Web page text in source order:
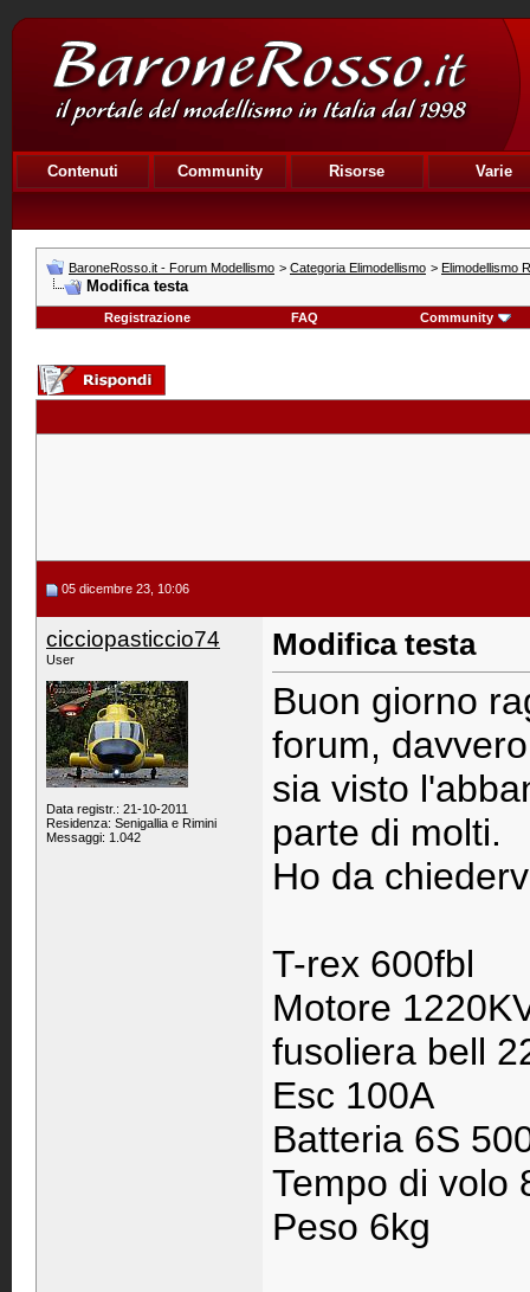
Contenuti Community Risorse Varie
BaroneRosso.it - Forum Modellismo > Categoria Elimodellismo > Elimodellismo
Modifica testa
Registrazione FAQ Community
05 dicembre 23, 10:06
cicciopasticcio74
User
Data registr.: 21-10-2011
Residenza: Senigallia e Rimini
Messaggi: 1.042
Modifica testa
Buon giorno
forum,
sia visto
parte di molti.
Ho da
T-rex 600fbl
Motore
fusoliera bell
Esc 100A
Batteria 6S
Tempo di volo
Peso 6kg